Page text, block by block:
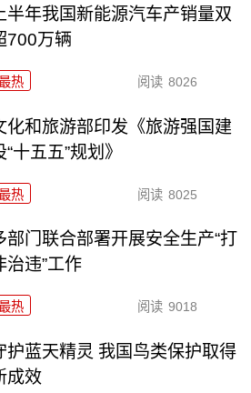
半年我国新能源汽车产销量双
700万辆
热 阅读 8026
化和旅游部印发《旅游强国建
“十五五”规划》
热 阅读 8025
部门联合部署开展安全生产“打
治违”工作
热 阅读 9018
护蓝天精灵 我国鸟类保护取得
成效